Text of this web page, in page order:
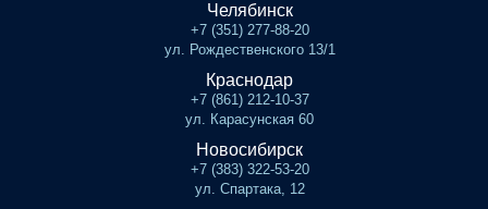
Челябинск
+7 (351) 277-88-20
ул. Рождественского 13/1
Краснодар
+7 (861) 212-10-37
ул. Карасунская 60
Новосибирск
+7 (383) 322-53-20
ул. Спартака, 12